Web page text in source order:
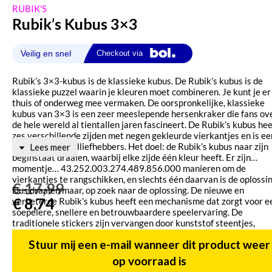
RUBIK'S
Rubik’s Kubus 3×3
Rubik’s 3×3-kubus is de klassieke kubus. De Rubik’s kubus is de
klassieke puzzel waarin je kleuren moet combineren. Je kunt je er
thuis of onderweg mee vermaken. De oorspronkelijke, klassieke
kubus van 3×3 is een zeer meeslepende hersenkraker die fans
de hele wereld al tientallen jaren fascineert. De Rubik’s kubus
zes verschillende zijden met negen gekleurde vierkantjes en is
must voor puzzelliefhebbers. Het doel: de Rubik’s kubus naar zijn
beginstaat draaien, waarbij elke zijde één kleur heeft. Er zijn…
momentje… 43.252.003.274.489.856.000 manieren om de
vierkantjes te rangschikken, en slechts één daarvan is de
Dus draaien maar, op zoek naar de oplossing. De nieuwe en
verbeterde Rubik’s kubus heeft een mechanisme dat zorgt voor
soepelere, snellere en betrouwbaardere speelervaring. De
traditionele stickers zijn vervangen door kunststof steentjes,
vals kunt spelen.
Lees meer
€17,99
€8,74
Stuur mij een e-mail‏‏‎ wanneer dit product weer
op voorraad is